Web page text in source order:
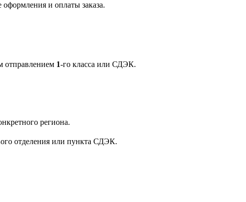
оформления и оплаты заказа.
отправлением 1-го класса или СДЭК.
региона.
отделения или пункта СДЭК.